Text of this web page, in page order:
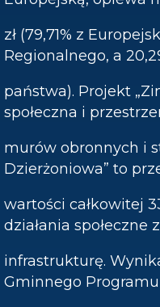
zł (79,71% z
Regionalnego, a
państwa). Projekt
społeczna i
murów obronnych i
Dzierżoniowa” to
wartości całkowitej
działania społeczne
infrastrukturę.
Gminnego